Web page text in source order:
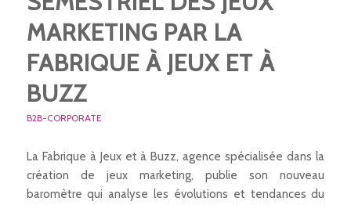
MARKETING PAR LA
FABRIQUE À JEUX ET À
BUZZ
B2B-CORPORATE
La Fabrique à Jeux et à Buzz, agence spécialisée dans la
création de jeux marketing, publie son nouveau
baromètre qui analyse les évolutions et tendances du